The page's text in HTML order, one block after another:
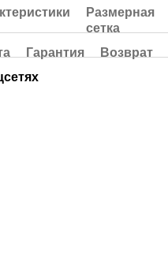
Размерная
сетка
Гарантия Возврат